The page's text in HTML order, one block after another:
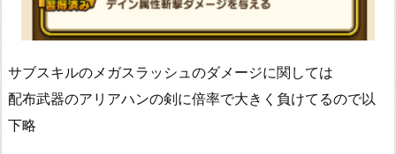
サブスキルのメガスラッシュのダメージに関しては
配布武器のアリアハンの剣に倍率で大きく負けてるので以
下略